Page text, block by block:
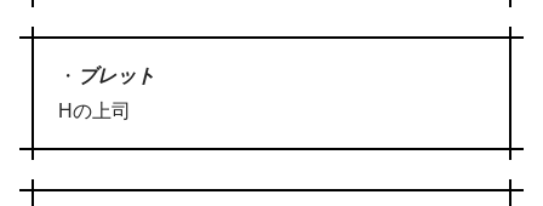
・ ブレット
Hの上司